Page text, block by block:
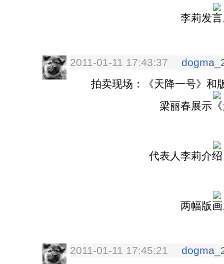
李莉发
2011-01-11 17:43:37
拍卖现场：《天降一号》和
梁丽春展示
代表人李莉介
两幅版
2011-01-11 17:45:21